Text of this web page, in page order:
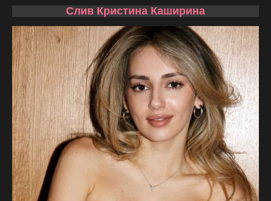
Слив Кристина Каширина